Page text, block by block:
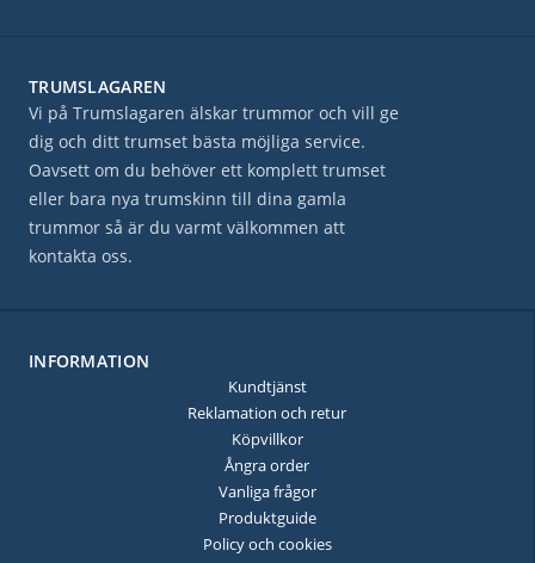
TRUMSLAGAREN
Vi på Trumslagaren älskar trummor och vill ge
dig och ditt trumset bästa möjliga service.
Oavsett om du behöver ett komplett trumset
eller bara nya trumskinn till dina gamla
trummor så är du varmt välkommen att
kontakta oss.
INFORMATION
Kundtjänst
Reklamation och retur
Köpvillkor
Ångra order
Vanliga frågor
Produktguide
Policy och cookies